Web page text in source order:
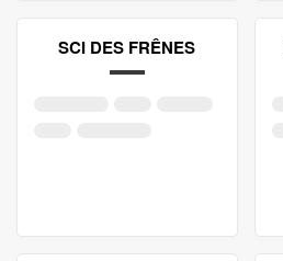
SCI DES FRÊNES